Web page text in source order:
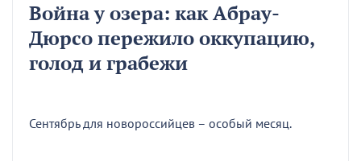
Война у озера: как Абрау-
Дюрсо пережило оккупацию,
голод и грабежи
Сентябрь для новороссийцев – особый месяц.